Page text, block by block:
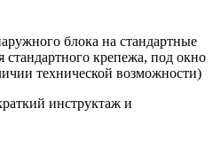
блока на стандартные
крепежа, под окно
технической возможности)
инструктаж и